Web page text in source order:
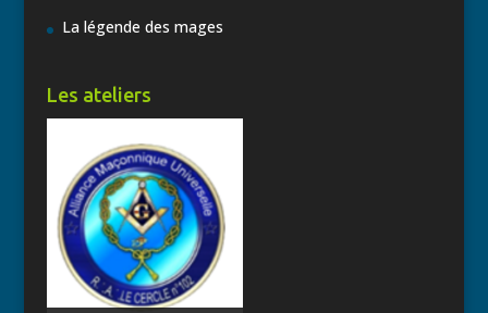
La légende des mages
Les ateliers